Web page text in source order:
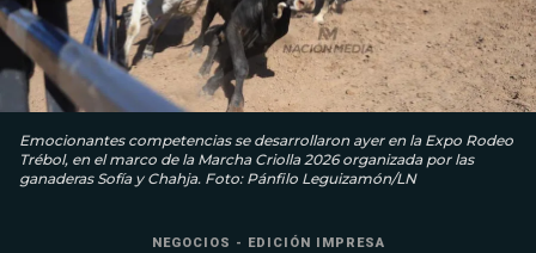
Emocionantes competencias se desarrollaron ayer en la Expo Rodeo
Trébol, en el marco de la Marcha Criolla 2026 organizada por las
ganaderas Sofía y Chahja. Foto: Pánfilo Leguizamón/LN
NEGOCIOS - EDICIÓN IMPRESA